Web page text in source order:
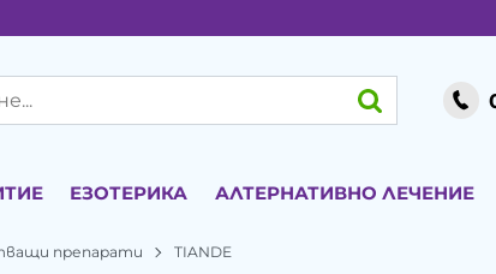
ЕЗОТЕРИКА АЛТЕРНАТИВНО ЛЕЧЕНИЕ
препарати TIANDE